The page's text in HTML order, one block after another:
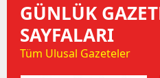
GÜNLÜK
SAYFALARI
Tüm Ulusal Gazeteler